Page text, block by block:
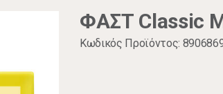
ΦΑΣΤ Classic
Κωδικός Προϊόντος: